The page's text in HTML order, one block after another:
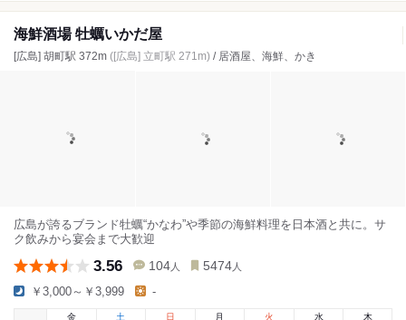
海鮮酒場 牡蠣いかだ屋
[広島] 胡町駅 372m ([広島] 立町駅 271m) / 居酒屋、海鮮、かき
広島が誇るブランド牡蠣“かなわ”や季節の海鮮料理を日本酒と共に。サ
ク飲みから宴会まで大歓迎
3.56 104 人 5474 人
￥3,000～￥3,999 -
金 土 日 月 火 水 木